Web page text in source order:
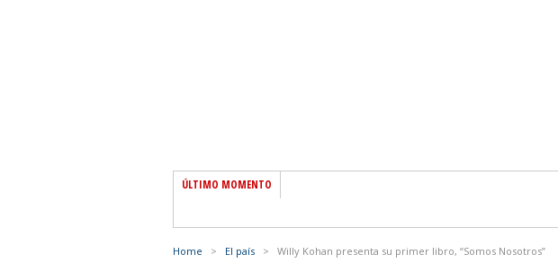
ÚLTIMO MOMENTO
Home > El país > Willy Kohan presenta su primer libro, “Somos Nosotros”